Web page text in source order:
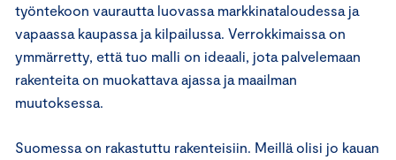
työntekoon vaurautta luovassa markkinataloudessa ja
vapaassa kaupassa ja kilpailussa. Verrokkimaissa on
ymmärretty, että tuo malli on ideaali, jota palvelemaan
rakenteita on muokattava ajassa ja maailman
muutoksessa.
Suomessa on rakastuttu rakenteisiin. Meillä olisi jo kauan